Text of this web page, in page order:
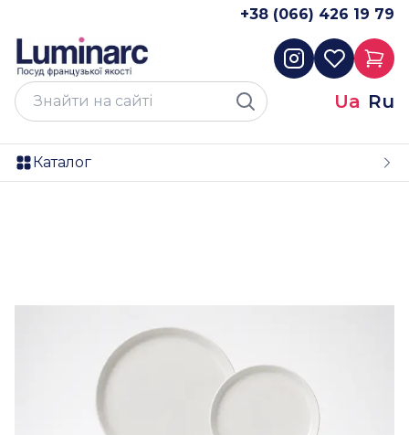
+38 (066) 426 19 79
Ua Ru
Каталог